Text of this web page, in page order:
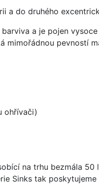
a do druhého
a je pojen
mimořádnou pevností
ohřívači)
na trhu bezmála
Sinks tak